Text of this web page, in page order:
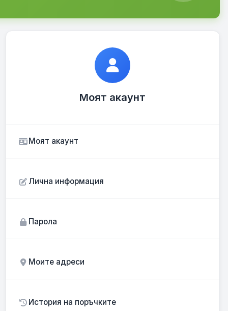
Моят акаунт
Моят акаунт
Лична информация
Парола
Моите адреси
История на поръчките